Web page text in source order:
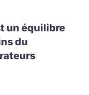
un équilibre
du